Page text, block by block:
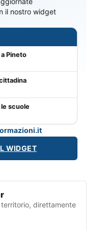
il nostro widget
Pineto
scuole
WIDGET
direttamente